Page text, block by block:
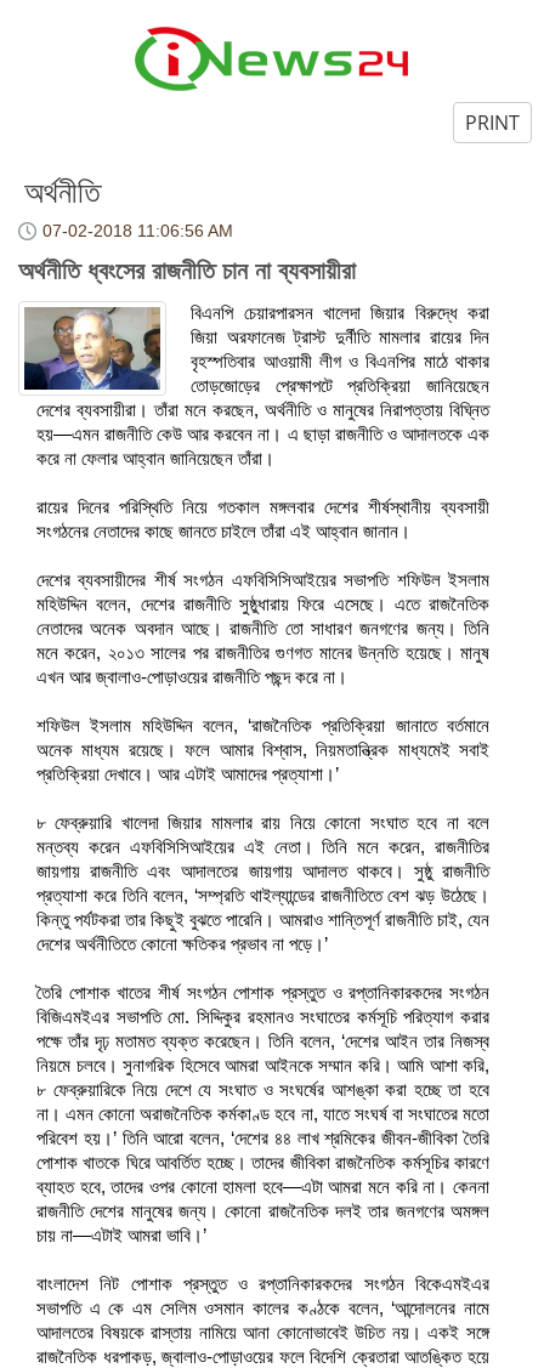
PRINT
অর্থনীতি
07-02-2018 11:06:56 AM
অর্থনীতি ধ্বংসের রাজনীতি চান না ব্যবসায়ীরা
বিএনপি চেয়ারপারসন খালেদা জিয়ার বিরুদ্ধে করা
জিয়া অরফানেজ ট্রাস্ট দুর্নীতি মামলার রায়ের দিন
বৃহস্পতিবার আওয়ামী লীগ ও বিএনপির মাঠে থাকার
তোড়জোড়ের প্রেক্ষাপটে প্রতিক্রিয়া জানিয়েছেন
দেশের ব্যবসায়ীরা। তাঁরা মনে করছেন, অর্থনীতি ও মানুষের নিরাপত্তায় বিঘ্নিত
হয়—এমন রাজনীতি কেউ আর করবেন না। এ ছাড়া রাজনীতি ও আদালতকে এক
করে না ফেলার আহ্বান জানিয়েছেন তাঁরা।
রায়ের দিনের পরিস্থিতি নিয়ে গতকাল মঙ্গলবার দেশের শীর্ষস্থানীয় ব্যবসায়ী
সংগঠনের নেতাদের কাছে জানতে চাইলে তাঁরা এই আহ্বান জানান।
দেশের ব্যবসায়ীদের শীর্ষ সংগঠন এফবিসিসিআইয়ের সভাপতি শফিউল ইসলাম
মহিউদ্দিন বলেন, দেশের রাজনীতি সুষ্ঠুধারায় ফিরে এসেছে। এতে রাজনৈতিক
নেতাদের অনেক অবদান আছে। রাজনীতি তো সাধারণ জনগণের জন্য। তিনি
মনে করেন, ২০১৩ সালের পর রাজনীতির গুণগত মানের উন্নতি হয়েছে। মানুষ
এখন আর জ্বালাও-পোড়াওয়ের রাজনীতি পছন্দ করে না।
শফিউল ইসলাম মহিউদ্দিন বলেন, ‘রাজনৈতিক প্রতিক্রিয়া জানাতে বর্তমানে
অনেক মাধ্যম রয়েছে। ফলে আমার বিশ্বাস, নিয়মতান্ত্রিক মাধ্যমেই সবাই
প্রতিক্রিয়া দেখাবে। আর এটাই আমাদের প্রত্যাশা।’
৮ ফেব্রুয়ারি খালেদা জিয়ার মামলার রায় নিয়ে কোনো সংঘাত হবে না বলে
মন্তব্য করেন এফবিসিসিআইয়ের এই নেতা। তিনি মনে করেন, রাজনীতির
জায়গায় রাজনীতি এবং আদালতের জায়গায় আদালত থাকবে। সুষ্ঠু রাজনীতি
প্রত্যাশা করে তিনি বলেন, ‘সম্প্রতি থাইল্যান্ডের রাজনীতিতে বেশ ঝড় উঠেছে।
কিন্তু পর্যটকরা তার কিছুই বুঝতে পারেনি। আমরাও শান্তিপূর্ণ রাজনীতি চাই, যেন
দেশের অর্থনীতিতে কোনো ক্ষতিকর প্রভাব না পড়ে।’
তৈরি পোশাক খাতের শীর্ষ সংগঠন পোশাক প্রস্তুত ও রপ্তানিকারকদের সংগঠন
বিজিএমইএর সভাপতি মো. সিদ্দিকুর রহমানও সংঘাতের কর্মসূচি পরিত্যাগ করার
পক্ষে তাঁর দৃঢ় মতামত ব্যক্ত করেছেন। তিনি বলেন, ‘দেশের আইন তার নিজস্ব
নিয়মে চলবে। সুনাগরিক হিসেবে আমরা আইনকে সম্মান করি। আমি আশা করি,
৮ ফেব্রুয়ারিকে নিয়ে দেশে যে সংঘাত ও সংঘর্ষের আশঙ্কা করা হচ্ছে তা হবে
না। এমন কোনো অরাজনৈতিক কর্মকাণ্ড হবে না, যাতে সংঘর্ষ বা সংঘাতের মতো
পরিবেশ হয়।’ তিনি আরো বলেন, ‘দেশের ৪৪ লাখ শ্রমিকের জীবন-জীবিকা তৈরি
পোশাক খাতকে ঘিরে আবর্তিত হচ্ছে। তাদের জীবিকা রাজনৈতিক কর্মসূচির কারণে
ব্যাহত হবে, তাদের ওপর কোনো হামলা হবে—এটা আমরা মনে করি না। কেননা
রাজনীতি দেশের মানুষের জন্য। কোনো রাজনৈতিক দলই তার জনগণের অমঙ্গল
চায় না—এটাই আমরা ভাবি।’
বাংলাদেশ নিট পোশাক প্রস্তুত ও রপ্তানিকারকদের সংগঠন বিকেএমইএর
সভাপতি এ কে এম সেলিম ওসমান কালের কণ্ঠকে বলেন, ‘আন্দোলনের নামে
আদালতের বিষয়কে রাস্তায় নামিয়ে আনা কোনোভাবেই উচিত নয়। একই সঙ্গে
রাজনৈতিক ধরপাকড়, জ্বালাও-পোড়াওয়ের ফলে বিদেশি ক্রেতারা আতঙ্কিত হয়ে